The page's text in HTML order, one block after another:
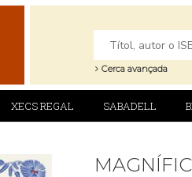
Cerca avançada
XECS REGAL SABADELL